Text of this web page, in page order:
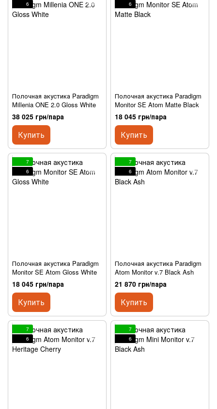
6
Полочная акустика Paradigm
Millenia ONE 2.0 Gloss White
38 025 грн/пара
Купить
6
Полочная акустика Paradigm
Monitor SE Atom Matte Black
18 045 грн/пара
Купить
7
6
Полочная акустика Paradigm
Monitor SE Atom Gloss White
18 045 грн/пара
Купить
7
6
Полочная акустика Paradigm
Atom Monitor v.7 Black Ash
21 870 грн/пара
Купить
7
6
7
6